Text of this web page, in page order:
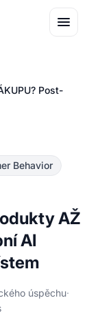
Post-
Behavior
AŽ
AI
úspěchu·